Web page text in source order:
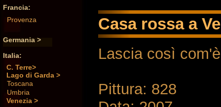
Francia:
Provenza
Germania >
Italia:
C. Terre>
Lago di Garda >
Toscana
Umbria
Venezia >
Casa rossa a
Lascia così
Pittura: 828